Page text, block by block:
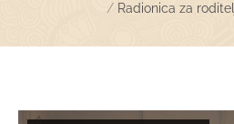
Radionica za